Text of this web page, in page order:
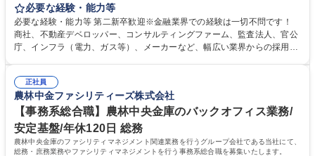
リー業務、地域戦略企画業務など、多様な業務に精通し、複数の専門性を
掛け合わせて広く社会に貢献していく職種です。 入社後は、横断的なロー
テーションを経て適性や専門性に応じたキャリアを形成していただきま
す。総合職として入社いただき、下記いずれかの部門でご活躍いただきま
ート・ナレッジ業務 ※それぞれの業務内容に関しては、別途その他労働条
件備考欄に記載 募集職種 【総合職/ポテンシャル採用(第2新卒)】投融資一
体型のソリューション提案
必要な経験・能力等
必要な経験・能力等 第二新卒歓迎※金融業界での経験は一切不問です！
商社、不動産デベロッパー、コンサルティングファーム、監査法人、官公
庁、インフラ（電力、ガス等）、メーカーなど、幅広い業界からの採用実
く高い志を併せもった人材を求めています。ポテンシャル採用（第2新
卒）では、金融業界での経験や知識を問いません。新たな時代を見据え
て、複雑化する社会課題の解決に向けて先鞭をつける役割を担いたい、と
いう気概をお持ちの方を心待ちにしています。 学歴・資格 学歴：大学院
大学 語学力： 資格：
正社員
農林中金ファシリティーズ株式会社
【事務系総合職】農林中央金庫のバックオフィス業務/
安定基盤/年休120日 総務
農林中央金庫のファシリティマネジメント関連業務を行うグループ会社である当社にて、
総務・庶務業務やファシリティマネジメントを行う事務系総合職を募集いたします。